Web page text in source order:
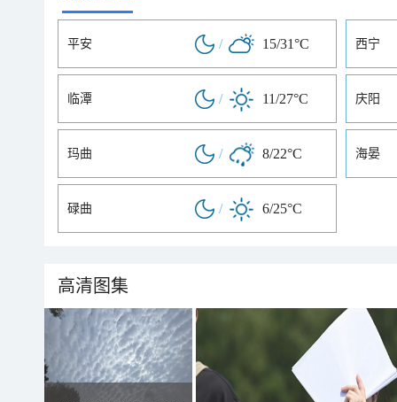
平安 / 15/31°C 西宁
临潭 / 11/27°C 庆阳
玛曲 / 8/22°C 海晏
碌曲 / 6/25°C
高清图集